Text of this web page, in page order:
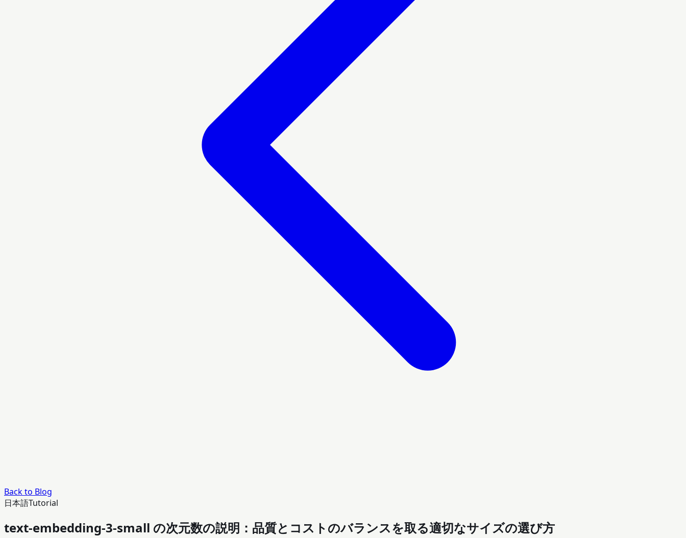
Back to Blog
日本語Tutorial
text-embedding-3-small の次元数の説明：品質とコストのバランスを取る適切なサイズの選び方